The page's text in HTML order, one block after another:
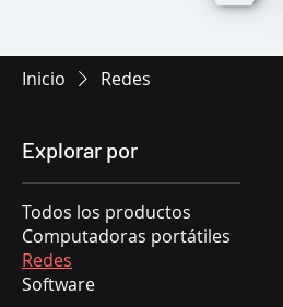
Inicio Redes
Explorar por
Todos los productos
Computadoras portátiles
Redes
Software